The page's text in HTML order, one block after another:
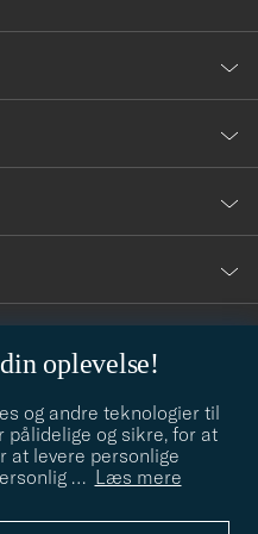
oplevelse!
og andre teknologier til
pålidelige og sikre, for at
at levere personlige
… Læs mere
Lad os hjælpe dig, vi hjælper